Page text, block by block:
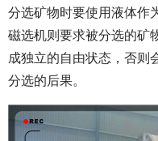
分选矿物时要使用液体作
磁选机则要求被分选的矿
成独立的自由状态，否则
分选的后果。